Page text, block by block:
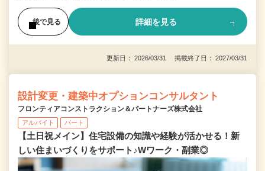
後で見る 詳細を見る
更新日： 2026/03/31 掲載終了日： 2027/03/31
設計変更・建築中オプションコンサルタント
フロンティアコンストラクション＆パートナーズ株式会社
アルバイト パート
【土日祝メイン】住宅設備の知識や経験が活かせる！新
しい住まいづくりをサポート♪Wワーク・副業◎